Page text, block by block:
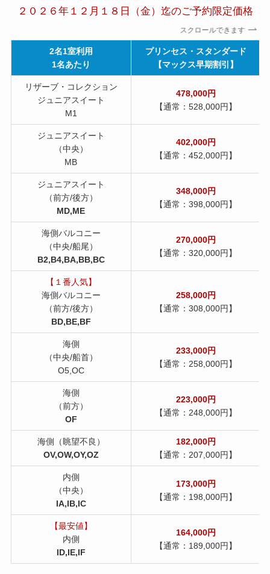
２０２６年１２月１８日（金）迄のご予約限定価格
スクロールできます
2名1室利用
1名あたり
プリンセス・スタンダード
【マックス早期割引】
リザーブ・コレクション
ジュニアスイート
M1
478,000円
【通常：528,000円】
ジュニアスイート
（中央）
MB
402,000円
【通常：452,000円】
ジュニアスイート
（前方/後方）
MD,ME
348,000円
【通常：398,000円】
海側バルコニー
（中央/船尾）
B2,B4,BA,BB,BC
270,000円
【通常：320,000円】
【１番人気】
海側バルコニー
（前方/後方）
BD,BE,BF
258,000円
【通常：308,000円】
海側
（中央/船首）
O5,OC
233,000円
【通常：258,000円】
海側
（前方）
OF
223,000円
【通常：248,000円】
海側（眺望不良）
OV,OW,OY,OZ
182,000円
【通常：207,000円】
内側
（中央）
IA,IB,IC
173,000円
【通常：198,000円】
【最安値】
内側
ID,IE,IF
164,000円
【通常：189,000円】